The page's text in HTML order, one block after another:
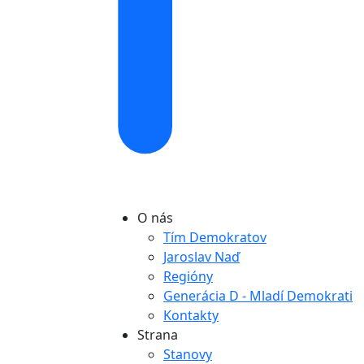
O nás
Tím Demokratov
Jaroslav Naď
Regióny
Generácia D - Mladí Demokrati
Kontakty
Strana
Stanovy